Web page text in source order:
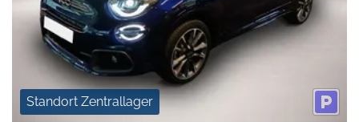
Standort Zentrallager